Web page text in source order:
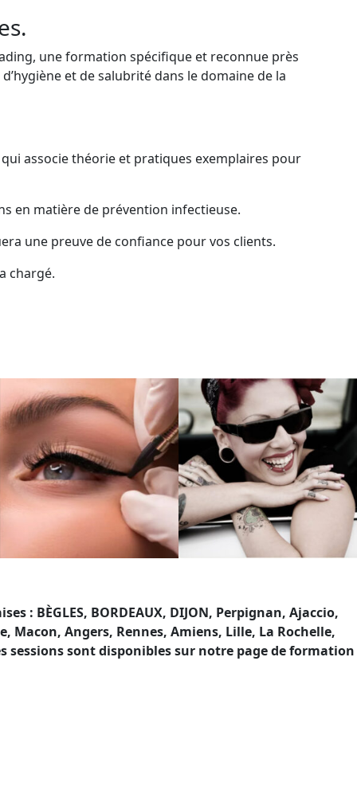
une formation spécifique et reconnue près
et de salubrité dans le domaine de la
associe théorie et pratiques exemplaires pour
en matière de prévention infectieuse.
une preuve de confiance pour vos clients.
chargé.
: BÈGLES, BORDEAUX, DIJON, Perpignan, Ajaccio,
Macon, Angers, Rennes, Amiens, Lille, La Rochelle,
sessions sont disponibles sur notre page de formation